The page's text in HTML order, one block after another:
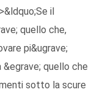
il
quello che,
pi&ugrave;
quello che
sotto la scure